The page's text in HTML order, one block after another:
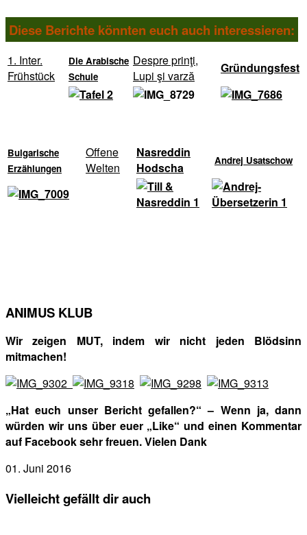
Diese Berichte könnten euch auch interessieren:
1. Inter.
Frühstück
Die Arabische
Schule
Despre prinţi,
Lupi şi varză
Gründungsfest
Bulgarische
Erzählungen
Offene
Welten
Nasreddin
Hodscha
Andrej Usatschow
ANIMUS KLUB
Wir zeigen MUT, indem wir nicht jeden Blödsinn
mitmachen!
„Hat euch unser Bericht gefallen?“ – Wenn ja, dann
würden wir uns über euer „Like“ und einen Kommentar
auf Facebook sehr freuen. Vielen Dank
01. Juni 2016
Vielleicht gefällt dir auch